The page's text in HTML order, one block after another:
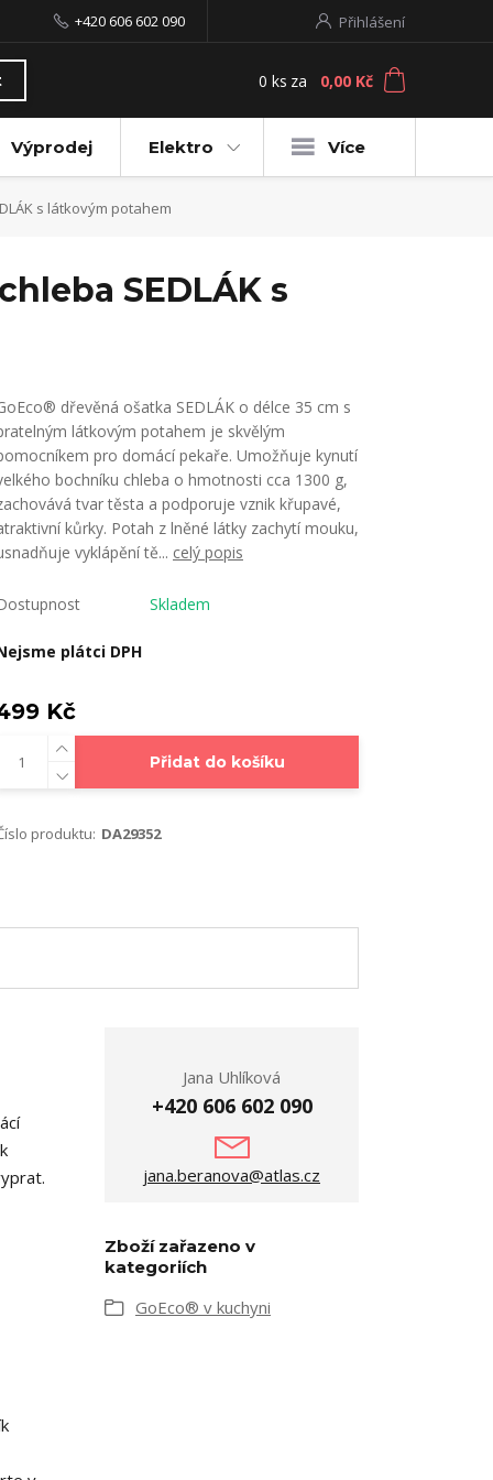
Přihlášení
+420 606 602 090
0 ks za 0,00 Kč
Výprodej Elektro Více
s látkovým potahem
SEDLÁK s
dřevěná ošatka SEDLÁK o délce 35 cm s
látkovým potahem je skvělým
pro domácí pekaře. Umožňuje kynutí
bochníku chleba o hmotnosti cca 1300 g,
tvar těsta a podporuje vznik křupavé,
kůrky. Potah z lněné látky zachytí mouku,
vyklápění tě... celý popis
Skladem
plátci DPH
Kč
Přidat do košíku
produktu: DA29352
Jana Uhlíková
+420 606 602 090
jana.beranova@atlas.cz
Zboží zařazeno v
kategoriích
GoEco® v kuchyni